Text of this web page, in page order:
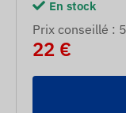
En stock
Prix ​​conseillé :
22 €